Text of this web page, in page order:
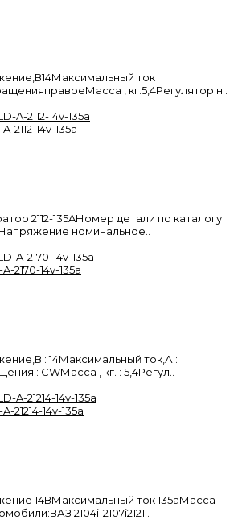
ток
, кг.5,4Регулятор н..
2112-14v-135a
2112-135AНомер детали по каталогу
номинальное..
2170-14v-135a
: 14Максимальный ток,А :
: CWМасса , кг. : 5,4Регул..
21214-14v-135a
14ВМаксимальный ток 135аМасса
2104i-2107i2121..